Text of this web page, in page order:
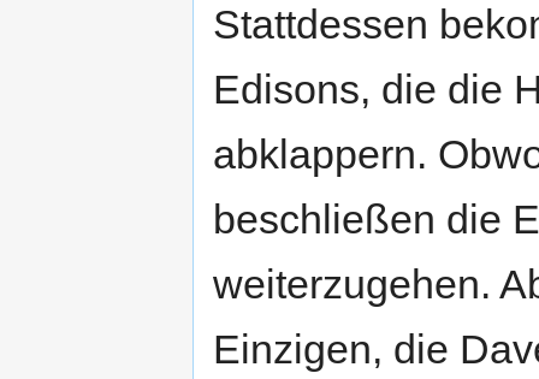
Stattdessen
Edisons, die die
abklappern.
beschließen die
weiterzugehen.
Einzigen, die